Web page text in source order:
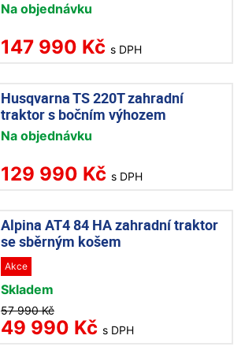
Na objednávku
147 990 Kč s DPH
Husqvarna TS 220T zahradní
traktor s bočním výhozem
Na objednávku
129 990 Kč s DPH
Alpina AT4 84 HA zahradní traktor
se sběrným košem
Akce
Skladem
57 990 Kč
49 990 Kč s DPH